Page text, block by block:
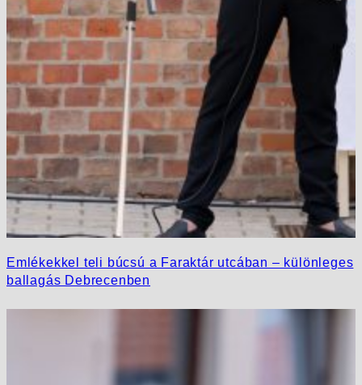
Emlékekkel teli búcsú a Faraktár utcában – különleges
ballagás Debrecenben